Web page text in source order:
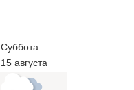
Суббота
15 августа